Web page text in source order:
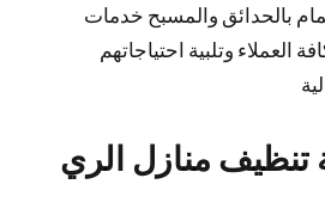
بالحدائق والمسبح خدمات
العملاء وتلبية احتياجاتهم
منازل الري